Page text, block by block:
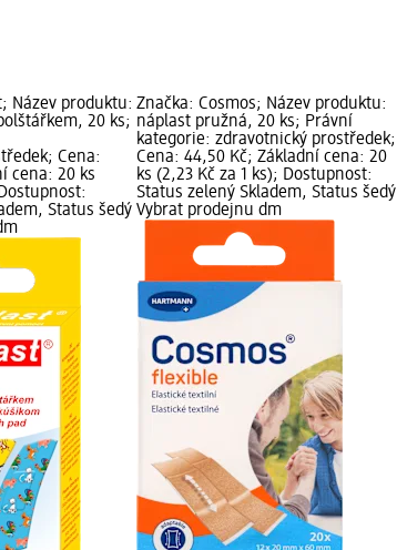
Název produktu:
20 ks;
Cena:
cena: 20 ks
Status šedý
Značka: Cosmos; Název produktu:
náplast pružná, 20 ks; Právní
kategorie: zdravotnický prostředek;
Cena: 44,50 Kč; Základní cena: 20
ks (2,23 Kč za 1 ks); Dostupnost:
Status zelený Skladem, Status šedý
Vybrat prodejnu dm